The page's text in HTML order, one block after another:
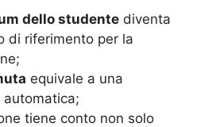
dello studente diventa
di riferimento per la
equivale a una
tiene conto non solo